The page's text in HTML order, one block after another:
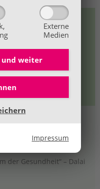
Externe
Medien
weiter
Impressum
der Gesundheit“ – Dalai